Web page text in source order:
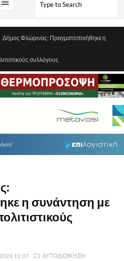
Δήμος Φλώρινας: Πραγματοποιήθηκε η
συλλόγους
η συνάντηση με
11:07 ΑΥΤΟΔΙΟΙΚΗΣΗ